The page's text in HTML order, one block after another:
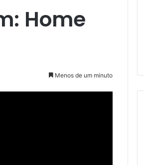
Home
Menos de um minuto